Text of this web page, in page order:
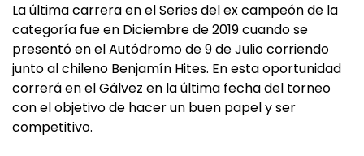
La última carrera en el Series del ex campeón de la
categoría fue en Diciembre de 2019 cuando se
presentó en el Autódromo de 9 de Julio corriendo
junto al chileno Benjamín Hites. En esta oportunidad
correrá en el Gálvez en la última fecha del torneo
con el objetivo de hacer un buen papel y ser
competitivo.